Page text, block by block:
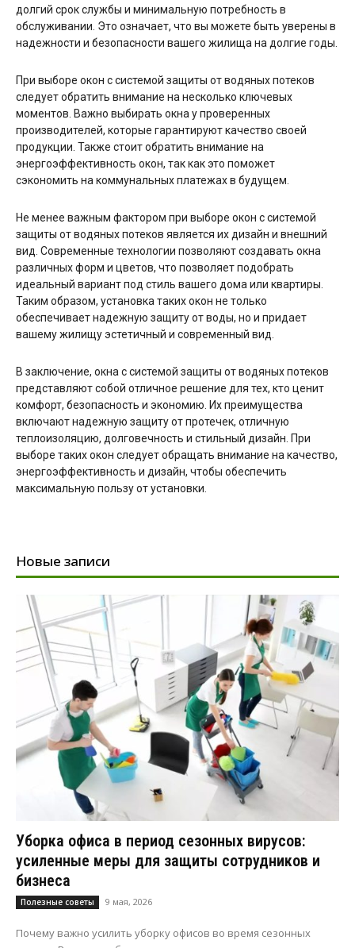
долгий срок службы и минимальную потребность в
обслуживании. Это означает, что вы можете быть уверены в
надежности и безопасности вашего жилища на долгие годы.
При выборе окон с системой защиты от водяных потеков
следует обратить внимание на несколько ключевых
моментов. Важно выбирать окна у проверенных
производителей, которые гарантируют качество своей
продукции. Также стоит обратить внимание на
энергоэффективность окон, так как это поможет
сэкономить на коммунальных платежах в будущем.
Не менее важным фактором при выборе окон с системой
защиты от водяных потеков является их дизайн и внешний
вид. Современные технологии позволяют создавать окна
различных форм и цветов, что позволяет подобрать
идеальный вариант под стиль вашего дома или квартиры.
Таким образом, установка таких окон не только
обеспечивает надежную защиту от воды, но и придает
вашему жилищу эстетичный и современный вид.
В заключение, окна с системой защиты от водяных потеков
представляют собой отличное решение для тех, кто ценит
комфорт, безопасность и экономию. Их преимущества
включают надежную защиту от протечек, отличную
теплоизоляцию, долговечность и стильный дизайн. При
выборе таких окон следует обращать внимание на качество,
энергоэффективность и дизайн, чтобы обеспечить
максимальную пользу от установки.
Новые записи
Уборка офиса в период сезонных вирусов:
усиленные меры для защиты сотрудников и
бизнеса
Полезные советы 9 мая, 2026
Почему важно усилить уборку офисов во время сезонных